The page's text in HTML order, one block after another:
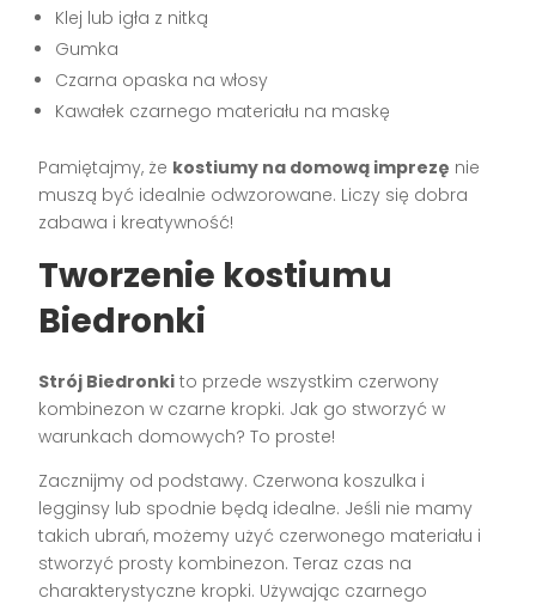
Klej lub igła z nitką
Gumka
Czarna opaska na włosy
Kawałek czarnego materiału na maskę
Pamiętajmy, że kostiumy na domową imprezę nie
muszą być idealnie odwzorowane. Liczy się dobra
zabawa i kreatywność!
Tworzenie kostiumu
Biedronki
Strój Biedronki to przede wszystkim czerwony
kombinezon w czarne kropki. Jak go stworzyć w
warunkach domowych? To proste!
Zacznijmy od podstawy. Czerwona koszulka i
legginsy lub spodnie będą idealne. Jeśli nie mamy
takich ubrań, możemy użyć czerwonego materiału i
stworzyć prosty kombinezon. Teraz czas na
charakterystyczne kropki. Używając czarnego